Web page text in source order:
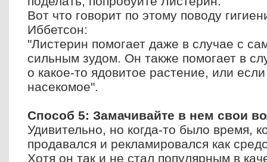
Вот что говорит по этому поводу
Иббетсон:
"Листерин помогает даже в случае с
сильным зудом. Он также помогает в
о какое-то ядовитое растение, или
насекомое".
Способ 5: Замачивайте в нем свои
Удивительно, но когда-то было время,
продавался и рекламировался как
Хотя он так и не стал популярным в